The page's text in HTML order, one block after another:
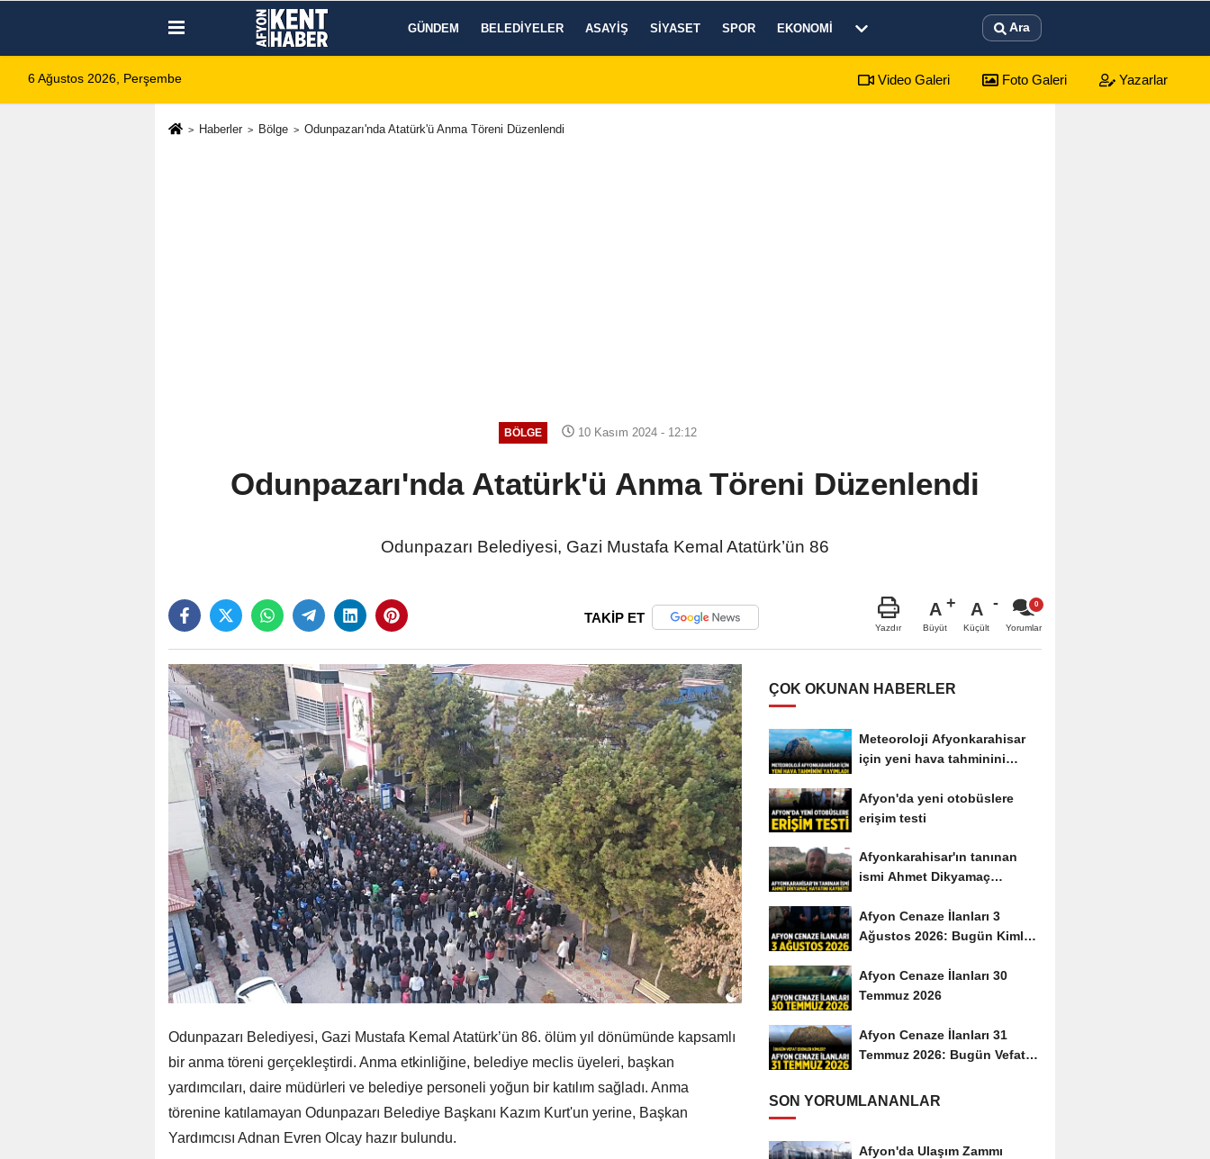
GÜNDEM BELEDIYELER ASAYIŞ SIYASET SPOR EKONOMI Ara
6 Ağustos 2026, Perşembe Video Galeri Foto Galeri Yazarlar
Haberler Bölge Odunpazarı'nda Atatürk'ü Anma Töreni Düzenlendi
BÖLGE 10 Kasım 2024 - 12:12
Odunpazarı'nda Atatürk'ü Anma Töreni Düzenlendi
Odunpazarı Belediyesi, Gazi Mustafa Kemal Atatürk’ün 86
TAKİP ET
Yazdır
A
Büyüt
A
Küçült Yorumlar
Odunpazarı Belediyesi, Gazi Mustafa Kemal Atatürk’ün 86. ölüm yıl dönümünde kapsamlı
bir anma töreni gerçekleştirdi. Anma etkinliğine, belediye meclis üyeleri, başkan
yardımcıları, daire müdürleri ve belediye personeli yoğun bir katılım sağladı. Anma
törenine katılamayan Odunpazarı Belediye Başkanı Kazım Kurt'un yerine, Başkan
Yardımcısı Adnan Evren Olcay hazır bulundu.
ÇOK OKUNAN HABERLER
Meteoroloji Afyonkarahisar
için yeni hava tahminini
Afyon'da yeni otobüslere
erişim testi
Afyonkarahisar'ın tanınan
ismi Ahmet Dikyamaç
Afyon Cenaze İlanları 3
Ağustos 2026: Bugün Kimler
Afyon Cenaze İlanları 30
Temmuz 2026
Afyon Cenaze İlanları 31
Temmuz 2026: Bugün Vefat
SON YORUMLANANLAR
Afyon'da Ulaşım Zammı